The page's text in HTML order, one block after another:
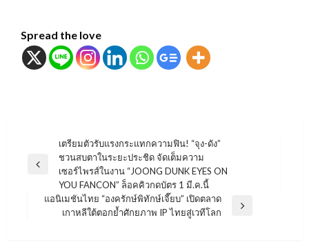
Spread the love
แนะแนว
เรื่อง
Previous
เตรียมตัวรับแรงกระแทกความฟิน! “จุง-ดัง”
ชวนสบตาในระยะประชิด จัดเต็มความ
เซอร์ไพรส์ในงาน “JOONG DUNK EYES ON
YOU FANCON” ล็อคคิวกดบัตร 1 มี.ค.นี้
แอนิเมชันไทย “องครักษ์พิทักษ์เจี๊ยบ” เปิดตลาด
เกาหลีใต้ตอกย้ำศักยภาพ IP ไทยสู่เวทีโลก